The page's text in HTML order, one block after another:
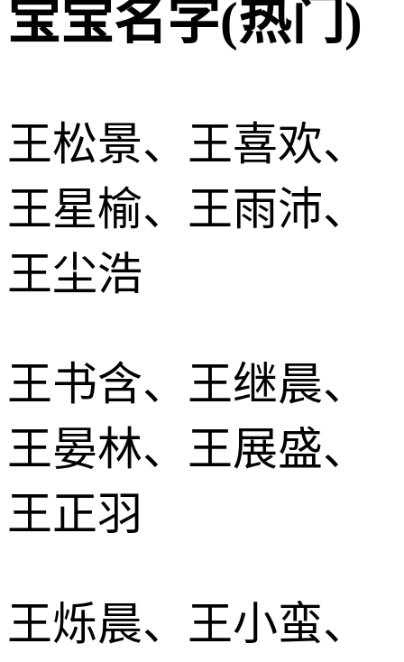
宝宝名字(热门)
王松景、王喜欢、
王星榆、王雨沛、
王尘浩
王书含、王继晨、
王晏林、王展盛、
王正羽
王烁晨、王小蛮、